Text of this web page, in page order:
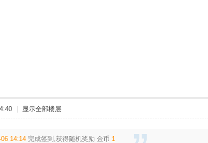
显示全部楼层
14:14 完成签到,获得随机奖励 金币 1